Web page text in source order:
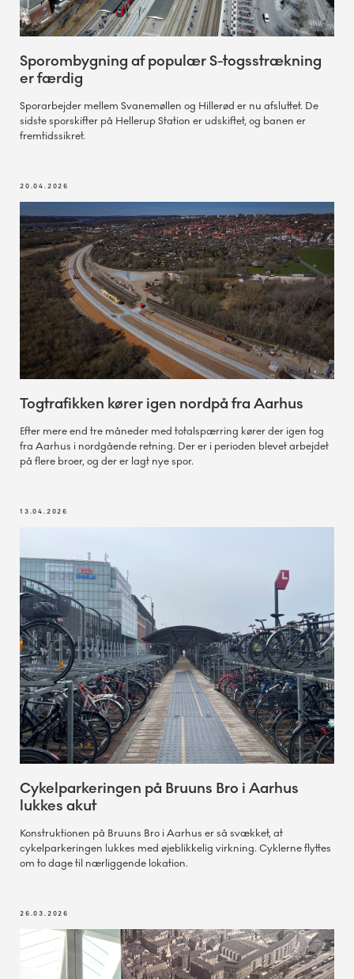
Sporombygning af populær S-togsstrækning
er færdig
Sporarbejder mellem Svanemøllen og Hillerød er nu afsluttet. De
sidste sporskifter på Hellerup Station er udskiftet, og banen er
fremtidssikret.
20.04.2026
Togtrafikken kører igen nordpå fra Aarhus
Efter mere end tre måneder med totalspærring kører der igen tog
fra Aarhus i nordgående retning. Der er i perioden blevet arbejdet
på flere broer, og der er lagt nye spor.
13.04.2026
Cykelparkeringen på Bruuns Bro i Aarhus
lukkes akut
Konstruktionen på Bruuns Bro i Aarhus er så svækket, at
cykelparkeringen lukkes med øjeblikkelig virkning. Cyklerne flyttes
om to dage til nærliggende lokation.
26.03.2026